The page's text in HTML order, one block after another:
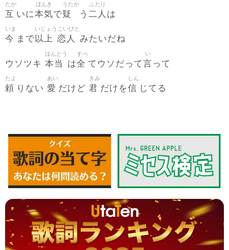
互
たが
いに本気
ほんき
で疑
うたが
う 二人
ふたり
は
今
いま
まで以上
いじょう
恋人
こいびと
みたいだね
ウソツキ 本当
ほんとう
は全
すべ
てウソだって言
い
って
頼
たよ
りない 愛
あい
だけど 君
きみ
だけを信
しん
じてる